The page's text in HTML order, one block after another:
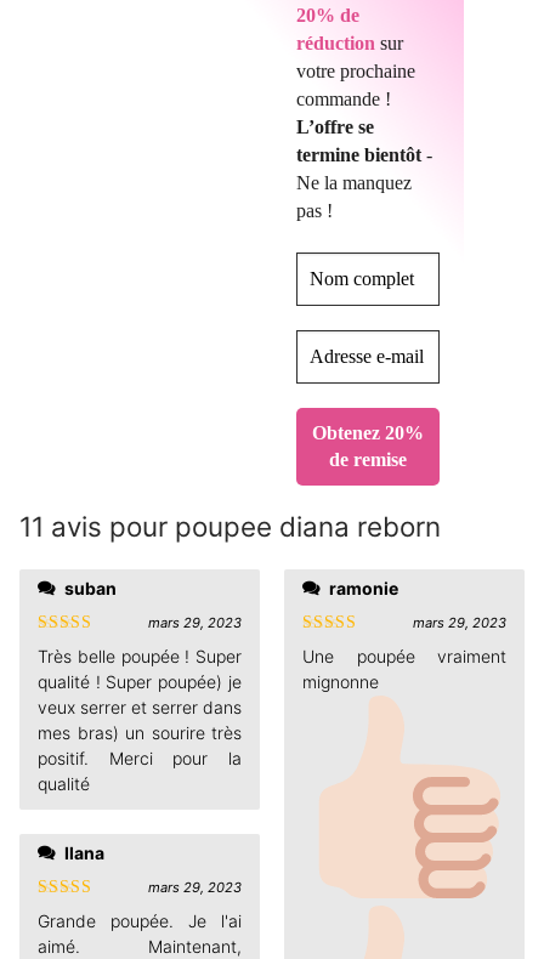
20% de
réduction sur
votre prochaine
commande !
L’offre se
termine bientôt -
Ne la manquez
pas !
11 avis pour poupee diana reborn
suban
Note
sur 5
mars 29, 2023
Très belle poupée ! Super
qualité ! Super poupée) je
veux serrer et serrer dans
mes bras) un sourire très
positif. Merci pour la
qualité
Ilana
Note 4
sur 5
mars 29, 2023
Grande poupée. Je l'ai
aimé. Maintenant,
ramonie
Note
sur 5
mars 29, 2023
Une poupée vraiment